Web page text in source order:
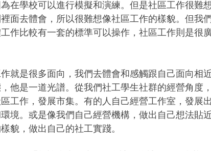
在學校可以進行模擬和演練。但是社區工作很難
面去體會，所以很難想像社區工作的樣貌。但我
作比較有一套的標準可以操作，社區工作則是很
就是很多面向，我們去體會和感觸跟自己面向相
他是一道光譜。從我們社工學生社群的經營角度
工作，發展市集。有的人自己經營工作室，發展
境。或是像我們自己經營機構，做出自己想法貼
貌，做出自己的社工實踐。